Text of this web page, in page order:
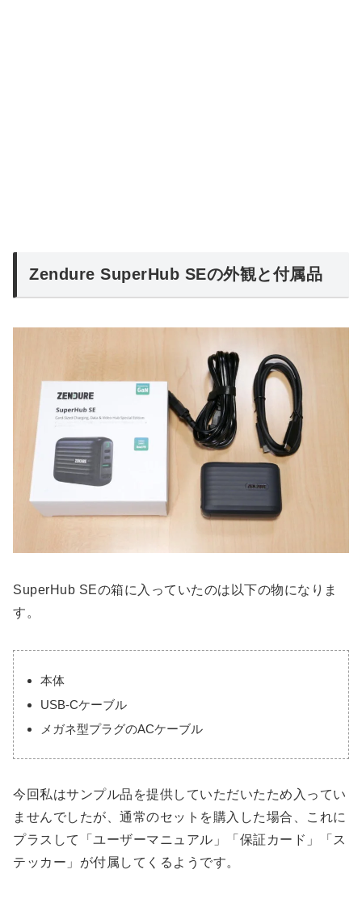
Zendure SuperHub SEの外観と付属品
SuperHub SEの箱に入っていたのは以下の物になりま
す。
本体
USB-Cケーブル
メガネ型プラグのACケーブル
今回私はサンプル品を提供していただいたため入ってい
ませんでしたが、通常のセットを購入した場合、これに
プラスして「ユーザーマニュアル」「保証カード」「ス
テッカー」が付属してくるようです。